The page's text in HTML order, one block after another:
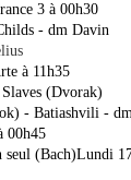
3 à 00h30
- dm Davin
à 11h35
(Dvorak)
- Batiashvili -
00h45
seul (Bach)Lundi